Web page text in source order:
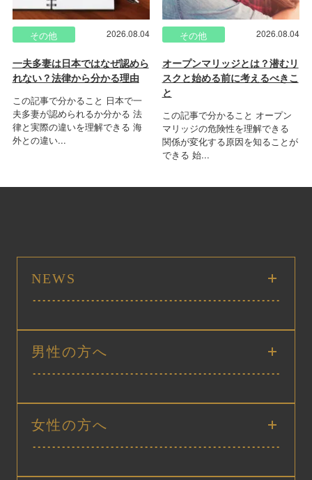
その他 2026.08.04
一夫多妻は日本ではなぜ認めら
れない？法律から分かる理由
この記事で分かること 日本で一
夫多妻が認められるか分かる 法
律と実際の違いを理解できる 海
外との違い...
その他 2026.08.04
オープンマリッジとは？潜むリ
スクと始める前に考えるべきこ
と
この記事で分かること オープン
マリッジの危険性を理解できる
関係が変化する原因を知ることが
できる 始...
NEWS
男性の方へ
女性の方へ